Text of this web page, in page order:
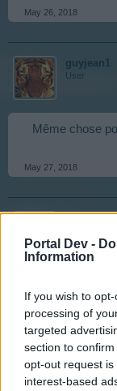
Portal Dev -
Information
If you wish to
processing of
targeted
section to
opt-out request
interest-based
May 26, 2018
guyjean1
User
Même chose
May 27, 2018
s.c.lynx
Team
ce ne sont que
ces problèmes.
nouveau
aucune
"Puissances
réponse.